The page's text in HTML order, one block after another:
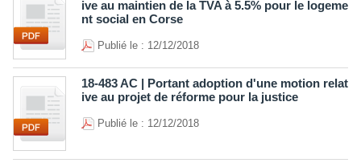
ive au maintien de la TVA à 5.5% pour le logeme
nt social en Corse
Publié le : 12/12/2018
18-483 AC | Portant adoption d'une motion relat
ive au projet de réforme pour la justice
Publié le : 12/12/2018